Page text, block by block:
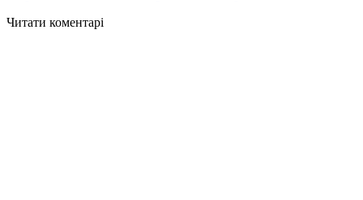
Читати коментарі